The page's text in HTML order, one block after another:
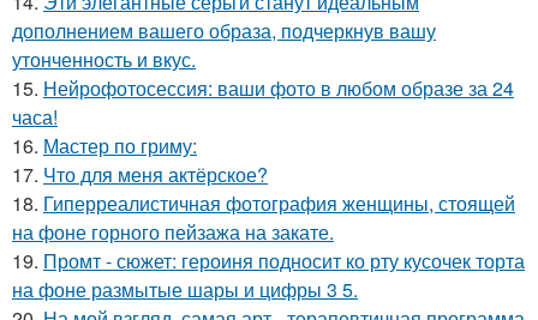
дополнением вашего образа, подчеркнув вашу
утонченность и вкус.
15. Нейрофотосессия: ваши фото в любом образе за 24
часа!
16. Мастер по гриму:
17. Что для меня актёрское?
18. Гиперреалистичная фотография женщины, стоящей
на фоне горного пейзажа на закате.
19. Промт - сюжет: героиня подносит ко рту кусочек торта
на фоне размытые шары и цифры 3 5.